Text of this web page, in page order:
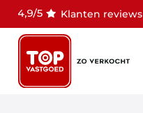
Klanten reviews